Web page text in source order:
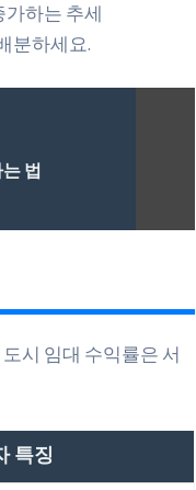
가하는 추세
분하세요.
법
시 임대 수익률은 서
특징